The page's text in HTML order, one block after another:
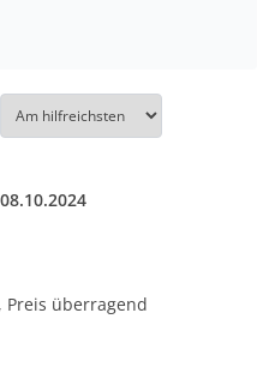
08.10.2024
Preis überragend